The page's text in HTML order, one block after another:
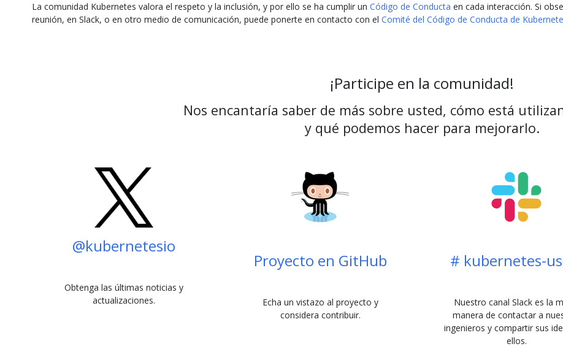
La comunidad Kubernetes valora el respeto y la inclusión, y por ello se ha cumplir un Código de Conducta en cada interacción. Si
reunión, en Slack, o en otro medio de comunicación, puede ponerte en contacto con el Comité del Código de Conducta de
¡Participe en la comunidad!
Nos encantaría saber de más sobre usted, cómo está
y qué podemos hacer para mejorarlo.
@kubernetesio
Obtenga las últimas noticias y
actualizaciones.
Proyecto en GitHub
Echa un vistazo al proyecto y
considera contribuir.
# kubernetes-
Nuestro canal Slack es la
manera de contactar a
ingenieros y compartir sus
ellos.